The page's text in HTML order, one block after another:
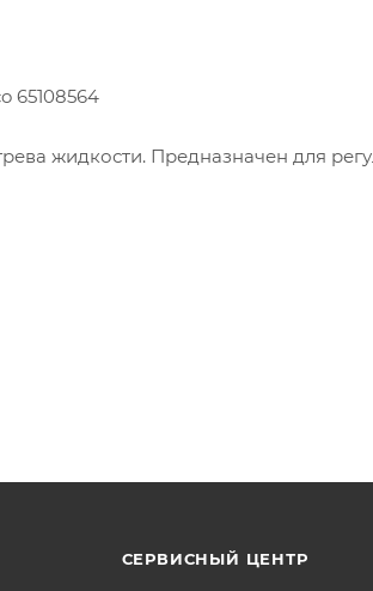
65108564
жидкости. Предназначен для
СЕРВИСНЫЙ ЦЕНТР